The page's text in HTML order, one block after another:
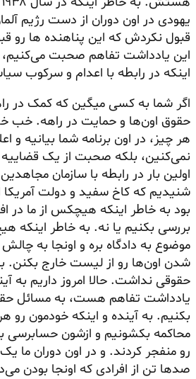
یهودی در اون دوران از دست رژیم
قبول نکردش که این پناهنده ها رو
اینکه در رابطه با اعدام و سرکوب
اگر شما به کسی میگین که کمک در
هر چیز، در اون برنامه شما بیانیه
نمی‌کنین، بلکه صحبت از یک قضاییه
اولین بار در رابطه با سازمان
شنیدیم که کاخ سفید و دولت آمریکا
بود به خاطر اینکه هیچکس از ما در
بررسی بکنیم یا نه. به خاطر اینکه
موضوع به دادگاه بره و اونجا به
شدن اون‌ها رو از لیست خارج بکنن.
یادداشت تفاهم هست، به مسائل
بکنیم. به آینده و اینکه خودمون رو
محاکمه بکشونیم و ازشون حسابرسی
صدها تن از افرادی که اونجا بودن